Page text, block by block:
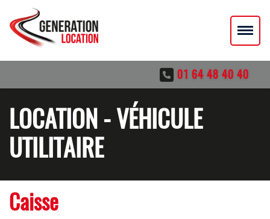
01 64 48 40 40
LOCATION - VÉHICULE
UTILITAIRE
Caisse